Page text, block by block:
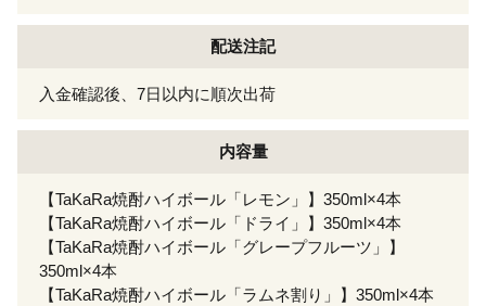
配送注記
入金確認後、7日以内に順次出荷
内容量
【TaKaRa焼酎ハイボール「レモン」】350ml×4本
【TaKaRa焼酎ハイボール「ドライ」】350ml×4本
【TaKaRa焼酎ハイボール「グレープフルーツ」】
350ml×4本
【TaKaRa焼酎ハイボール「ラムネ割り」】350ml×4本